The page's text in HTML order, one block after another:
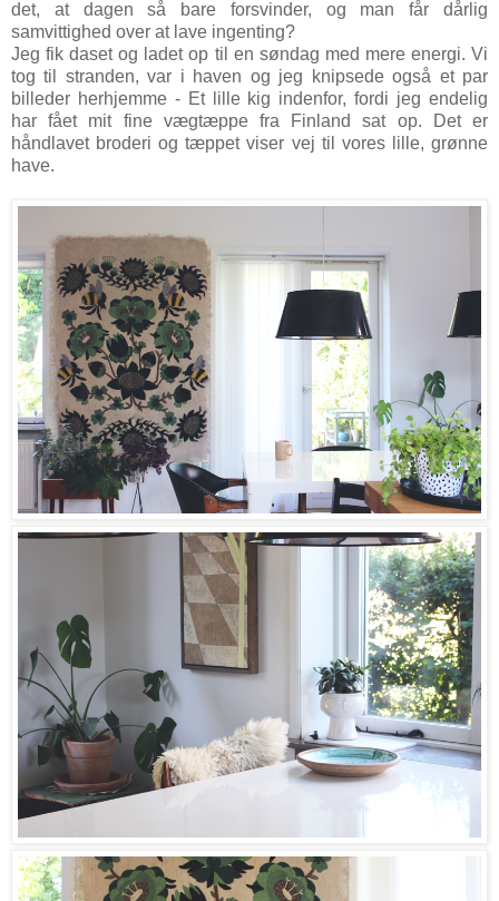
det, at dagen så bare forsvinder, og man får dårlig
samvittighed over at lave ingenting?
Jeg fik daset og ladet op til en søndag med mere energi. Vi
tog til stranden, var i haven og jeg knipsede også et par
billeder herhjemme - Et lille kig indenfor, fordi jeg endelig
har fået mit fine vægtæppe fra Finland sat op. Det er
håndlavet broderi og tæppet viser vej til vores lille, grønne
have.